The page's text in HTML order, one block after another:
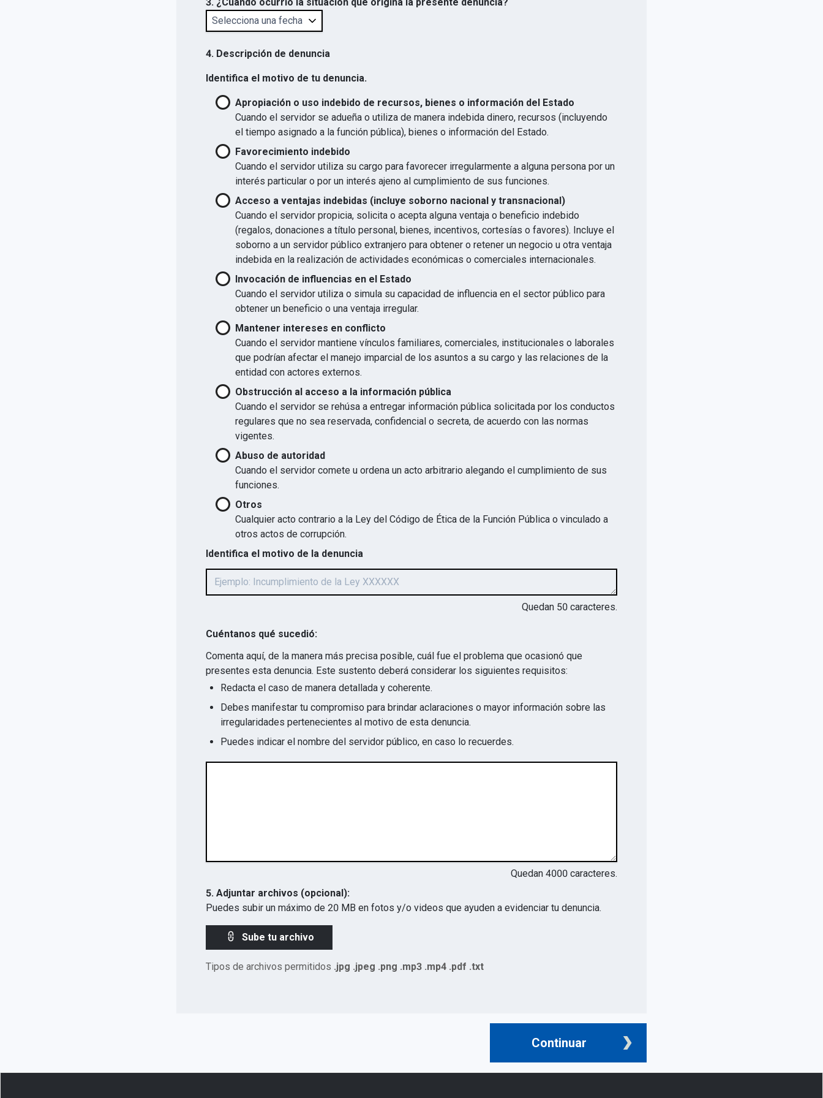
4. Descripción de denuncia
Identifica el motivo de tu denuncia.
Apropiación o uso indebido de recursos, bienes o información del Estado
Cuando el servidor se adueña o utiliza de manera indebida dinero, recursos (incluyendo
el tiempo asignado a la función pública), bienes o información del Estado.
Favorecimiento indebido
Cuando el servidor utiliza su cargo para favorecer irregularmente a alguna persona por un
interés particular o por un interés ajeno al cumplimiento de sus funciones.
Acceso a ventajas indebidas (incluye soborno nacional y transnacional)
Cuando el servidor propicia, solicita o acepta alguna ventaja o beneficio indebido
(regalos, donaciones a título personal, bienes, incentivos, cortesías o favores). Incluye el
soborno a un servidor público extranjero para obtener o retener un negocio u otra ventaja
indebida en la realización de actividades económicas o comerciales internacionales.
Invocación de influencias en el Estado
Cuando el servidor utiliza o simula su capacidad de influencia en el sector público para
obtener un beneficio o una ventaja irregular.
Mantener intereses en conflicto
Cuando el servidor mantiene vínculos familiares, comerciales, institucionales o laborales
que podrían afectar el manejo imparcial de los asuntos a su cargo y las relaciones de la
entidad con actores externos.
Obstrucción al acceso a la información pública
Cuando el servidor se rehúsa a entregar información pública solicitada por los conductos
regulares que no sea reservada, confidencial o secreta, de acuerdo con las normas
vigentes.
Abuso de autoridad
Cuando el servidor comete u ordena un acto arbitrario alegando el cumplimiento de sus
funciones.
Otros
Cualquier acto contrario a la Ley del Código de Ética de la Función Pública o vinculado a
otros actos de corrupción.
Identifica el motivo de la denuncia
Quedan 50 caracteres.
Cuéntanos qué sucedió:
Comenta aquí, de la manera más precisa posible, cuál fue el problema que ocasionó que
presentes esta denuncia. Este sustento deberá considerar los siguientes requisitos:
Redacta el caso de manera detallada y coherente.
Debes manifestar tu compromiso para brindar aclaraciones o mayor información sobre las
irregularidades pertenecientes al motivo de esta denuncia.
Puedes indicar el nombre del servidor público, en caso lo recuerdes.
Quedan 4000 caracteres.
5. Adjuntar archivos (opcional):
Puedes subir un máximo de 20 MB en fotos y/o videos que ayuden a evidenciar tu denuncia.
Sube tu archivo
Tipos de archivos permitidos .jpg .jpeg .png .mp3 .mp4 .pdf .txt
Continuar